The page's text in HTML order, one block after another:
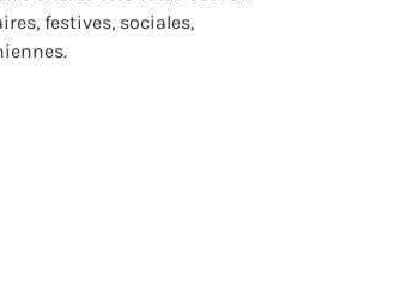
festives, sociales,